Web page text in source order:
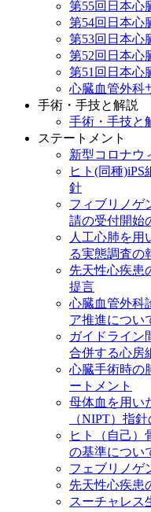
第55回日本心
第54回日本心
第53回日本心
第52回日本心
第51回日本心
心臓血管外科
手術・手技と解説
手術・手技と
ステートメント
新型コロナウ
ヒト(同種
針
フィブリノゲ
請の受付開始
人工心肺を用
る実態調査の
先天性心疾患
提言
心臓血管外科
ア推進につい
ガイドライン
合併する心房
心臓手術時の
ートメント
母体血を用い
（NIPT）指
ヒト（自己）
の基準につい
フェブリノゲ
先天性心疾患
スーチャレス